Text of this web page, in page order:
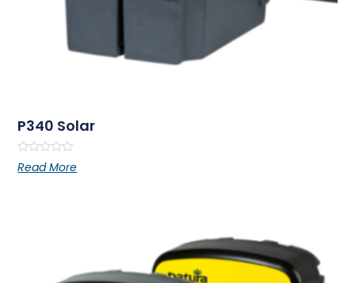
P340 Solar
Rated
0
Read More